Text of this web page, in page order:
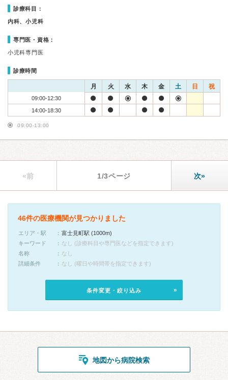
診療科目：
内科、小児科
専門医・資格：
小児科専門医
診療時間
月 火 水 木 金 土 日 祝
09:00-12:30
14:00-18:30
09:00-13:00
«前 1/3ページ 次»
46件の医療機関が見つかりました
エリア・駅
富士見町駅 (1000m)
キーワード
なし (診療科目や専門医などを指定できます)
名称
なし
詳細条件
なし (曜日や時間帯を指定できます)
条件変更・絞り込み
地図から病院検索